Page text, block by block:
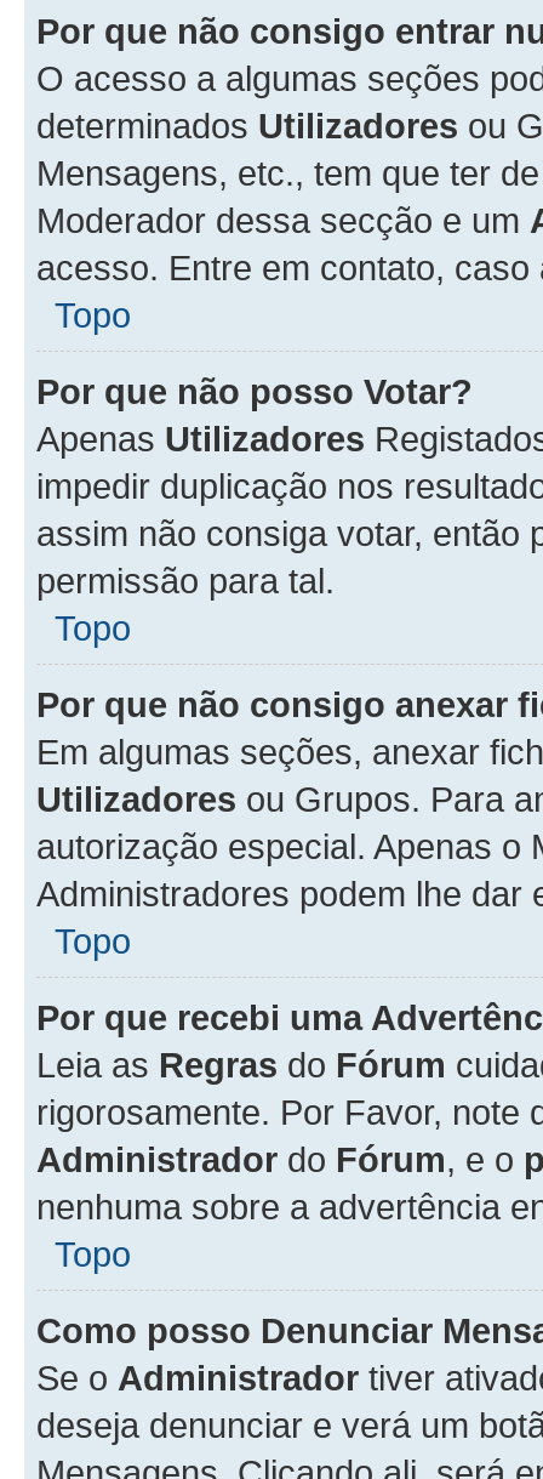
Por que não consigo entrar
O acesso a algumas seções
determinados Utilizadores ou
Mensagens, etc., tem que ter
Moderador dessa secção e um
acesso. Entre em contato,
Topo
Por que não posso Votar?
Apenas Utilizadores
impedir duplicação nos
assim não consiga votar, então
permissão para tal.
Topo
Por que não consigo anexar
Em algumas seções, anexar
Utilizadores ou Grupos. Para
autorização especial. Apenas o
Administradores podem lhe
Topo
Por que recebi uma
Leia as Regras do Fórum
rigorosamente. Por Favor, note
Administrador do Fórum, e o
nenhuma sobre a advertência
Topo
Como posso Denunciar
Se o Administrador tiver
deseja denunciar e verá um